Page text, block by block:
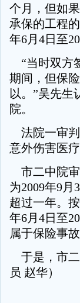
个月，但如
承保的工程
年6月4日至
“当时双方
期间，但保
以。”吴先生
院。
法院一审判
意外伤害医
市二中院审
为2009年9
超过一年。
年6月4日至
属于保险事
于是，市二
员 赵华）